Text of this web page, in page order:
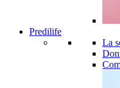
Predilife
La